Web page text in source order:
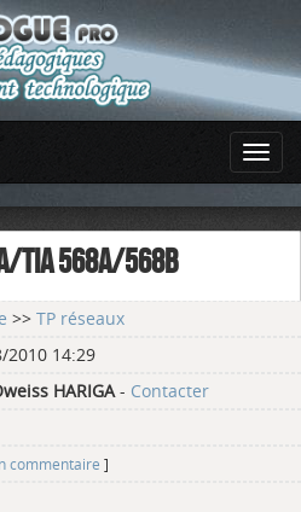
TIA 568A/568B
>> TP réseaux
2010 14:29
HARIGA- Contacter
commentaire ]